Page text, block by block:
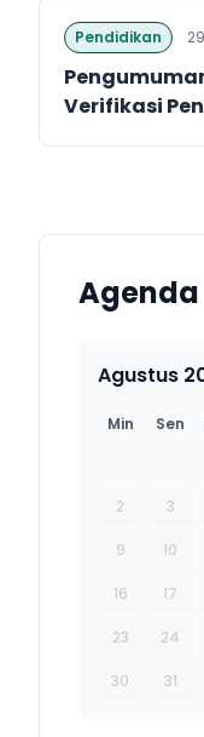
Pendidikan
Verifikasi
Agenda
Agustus
Min Sen
2 3
9 10
16 17
23 24
30 31